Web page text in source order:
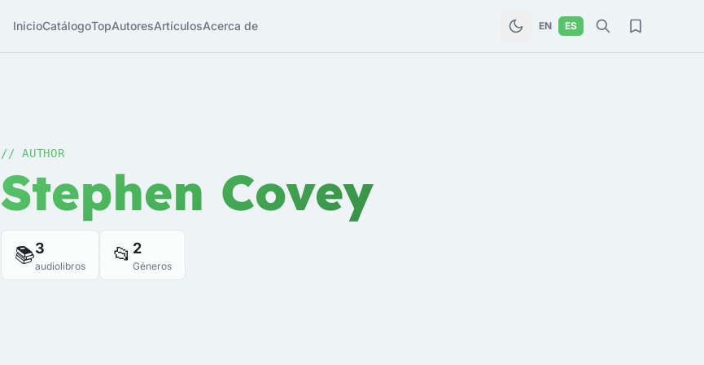
InicioCatálogoTopAutoresArtículosAcerca de EN ES
// AUTHOR
Stephen Covey
📚3
audiolibros 📂 2
Géneros